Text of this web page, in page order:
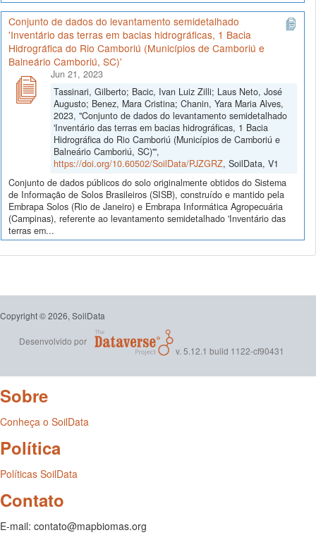
Conjunto de dados do levantamento semidetalhado
'Inventário das terras em bacias hidrográficas, 1 Bacia
Hidrográfica do Rio Camboriú (Municípios de Camboriú e
Balneário Camboriú, SC)'
Jun 21, 2023
Tassinari, Gilberto; Bacic, Ivan Luiz Zilli; Laus Neto, José
Augusto; Benez, Mara Cristina; Chanin, Yara Maria Alves,
2023, "Conjunto de dados do levantamento semidetalhado
'Inventário das terras em bacias hidrográficas, 1 Bacia
Hidrográfica do Rio Camboriú (Municípios de Camboriú e
Balneário Camboriú, SC)'",
https://doi.org/10.60502/SoilData/PJZGRZ, SoilData, V1
Conjunto de dados públicos do solo originalmente obtidos do Sistema
de Informação de Solos Brasileiros (SISB), construído e mantido pela
Embrapa Solos (Rio de Janeiro) e Embrapa Informática Agropecuária
(Campinas), referente ao levantamento semidetalhado 'Inventário das
terras em...
Copyright © 2026, SoilData
Desenvolvido por
v. 5.12.1 build 1122-cf90431
Sobre
Conheça o SoilData
Política
Políticas SoilData
Contato
E-mail: contato@mapbiomas.org